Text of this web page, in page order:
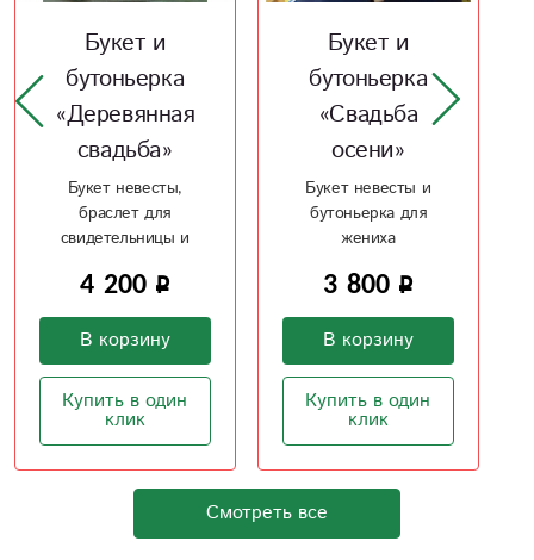
Букет и
бутоньерка
«Свадьба
осени»
Букет невесты и
бутоньерка для
жениха
3 800
В корзину
Купить в один
клик
Свадебный
буке «Алая
свадьба»
Букет невесты из
антуриума и каллов
3 500
Купить в один
клик
Смотреть все